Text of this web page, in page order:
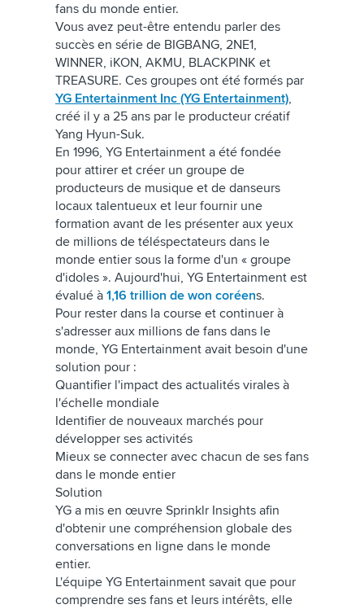
fans du monde entier.
Vous avez peut-être entendu parler des
succès en série de BIGBANG, 2NE1,
WINNER, iKON, AKMU, BLACKPINK et
TREASURE. Ces groupes ont été formés par
YG Entertainment Inc (YG Entertainment),
créé il y a 25 ans par le producteur créatif
Yang Hyun-Suk.
En 1996, YG Entertainment a été fondée
pour attirer et créer un groupe de
producteurs de musique et de danseurs
locaux talentueux et leur fournir une
formation avant de les présenter aux yeux
de millions de téléspectateurs dans le
monde entier sous la forme d'un « groupe
d'idoles ». Aujourd'hui, YG Entertainment est
évalué à 1,16 trillion de won coréens.
Pour rester dans la course et continuer à
s'adresser aux millions de fans dans le
monde, YG Entertainment avait besoin d'une
solution pour :
Quantifier l'impact des actualités virales à
l'échelle mondiale
Identifier de nouveaux marchés pour
développer ses activités
Mieux se connecter avec chacun de ses fans
dans le monde entier
Solution
YG a mis en œuvre Sprinklr Insights afin
d'obtenir une compréhension globale des
conversations en ligne dans le monde
entier.
L'équipe YG Entertainment savait que pour
comprendre ses fans et leurs intérêts, elle